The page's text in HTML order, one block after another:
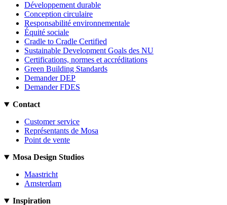
Développement durable
Conception circulaire
Responsabilité environnementale
Équité sociale
Cradle to Cradle Certified
Sustainable Development Goals des NU
Certifications, normes et accréditations
Green Building Standards
Demander DEP
Demander FDES
Contact
Customer service
Représentants de Mosa
Point de vente
Mosa Design Studios
Maastricht
Amsterdam
Inspiration